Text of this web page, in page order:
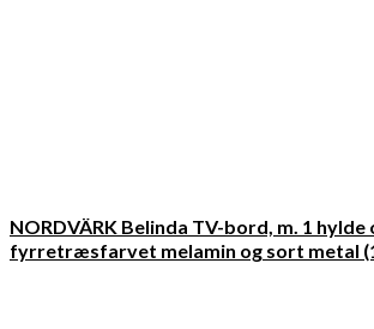
NORDVÄRK Belinda TV-bord, m. 1 hylde
fyrretræsfarvet melamin og sort metal